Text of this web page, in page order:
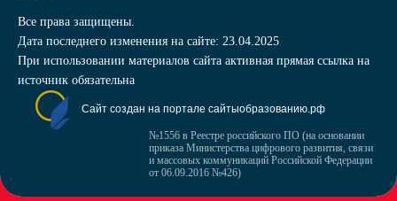
Все права защищены.
Дата последнего изменения на сайте: 23.04.2025
При использовании материалов сайта активная прямая ссылка на
источник обязательна
Сайт создан на портале сайтыобразованию.рф
№1556 в Реестре российского ПО (на основании
приказа Министерства цифрового развития, связи
и массовых коммуникаций Российской Федерации
от 06.09.2016 №426)